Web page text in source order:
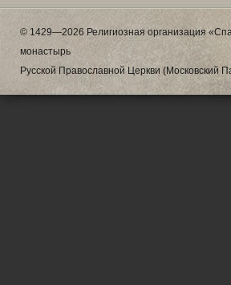
© 1429—2026 Религиозная организация
монастырь
Русской Православной Церкви (Московский